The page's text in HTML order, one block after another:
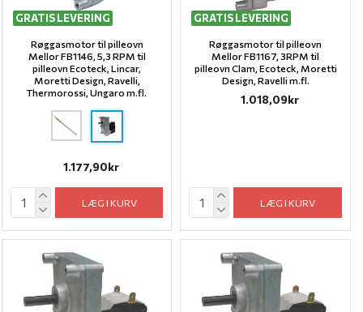
GRATIS LEVERING
Røggasmotor til pilleovn
Mellor FB1146, 5,3 RPM til
pilleovn Ecoteck, Lincar,
Moretti Design, Ravelli,
Thermorossi, Ungaro m.fl.
1.177,90kr
LÆG I KURV
GRATIS LEVERING
Røggasmotor til pilleovn
Mellor FB1167, 3RPM til
pilleovn Clam, Ecoteck, Moretti
Design, Ravelli m.fl.
1.018,09kr
LÆG I KURV